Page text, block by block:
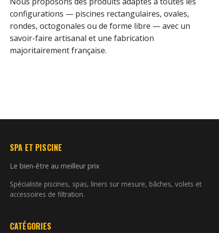
configurations — piscines rectangulaires, ovales,
rondes, octogonales ou de forme libre — avec un
savoir-faire artisanal et une fabrication
majoritairement française.
SPA ET PISCINE
Le bien-être au meilleur prix
Spécialiste piscines, spas, liners sur mesure, bâches, volets et
accessoires de filtration.
CATÉGORIES